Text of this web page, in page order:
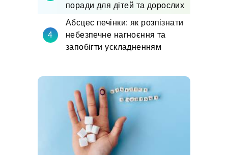
поради для дітей та дорослих
Абсцес печінки: як розпізнати
небезпечне нагноєння та
запобігти ускладненням